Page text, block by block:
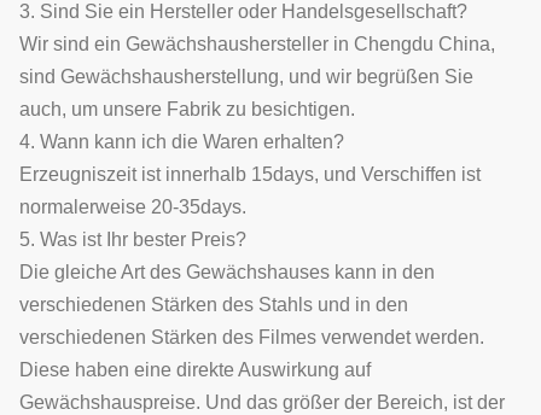
3. Sind Sie ein Hersteller oder Handelsgesellschaft?
Wir sind ein Gewächshaushersteller in Chengdu China,
sind Gewächshausherstellung, und wir begrüßen Sie
auch, um unsere Fabrik zu besichtigen.
4. Wann kann ich die Waren erhalten?
Erzeugniszeit ist innerhalb 15days, und Verschiffen ist
normalerweise 20-35days.
5. Was ist Ihr bester Preis?
Die gleiche Art des Gewächshauses kann in den
verschiedenen Stärken des Stahls und in den
verschiedenen Stärken des Filmes verwendet werden.
Diese haben eine direkte Auswirkung auf
Gewächshauspreise. Und das größer der Bereich, ist der